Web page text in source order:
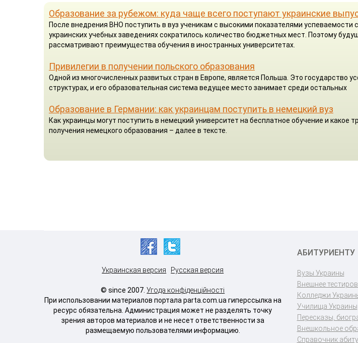
Образование за рубежом: куда чаще всего поступают украинские
После внедрения ВНО поступить в вуз ученикам с высокими показателями
украинских учебных заведениях сократилось количество бюджетных мест. Поэтому
рассматривают преимущества обучения в иностранных университетах.
Привилегии в получении польского образования
Одной из многочисленных развитых стран в Европе, является Польша. Это государство
структурах, и его образовательная система ведущее место занимает среди остальных
Образование в Германии: как украинцам поступить в немецкий вуз
Как украинцы могут поступить в немецкий университет на бесплатное обучение и какое
получения немецкого образования – далее в тексте.
Украинская версия Русская версия
© since 2007.Угода конфіденційності
При использовании материалов портала parta.com.ua гиперссылка на
ресурс обязательна. Администрация может не разделять точку
зрения авторов материалов и не несет ответственности за
размещаемую пользователями информацию.
АБИТУРИЕНТУ
Вузы Украины
Внешнее
Колледжи
Училища Украины
Пересказы,
Внешкольное
Справочник